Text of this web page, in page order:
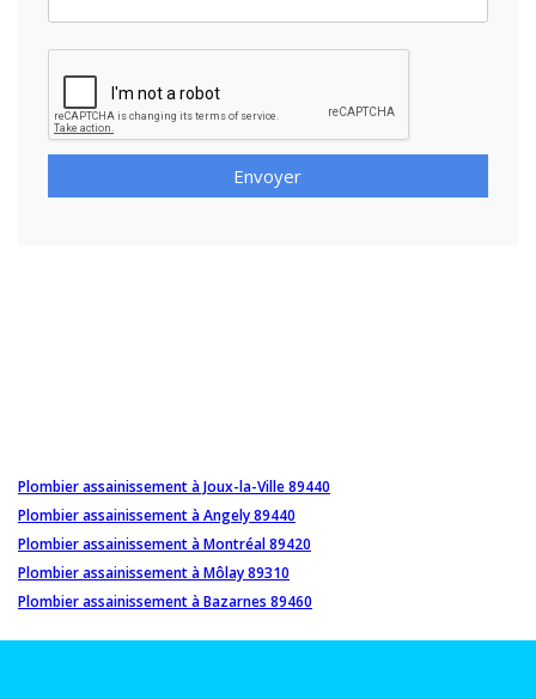
Envoyer
Plombier assainissement à Joux-la-Ville 89440
Plombier assainissement à Angely 89440
Plombier assainissement à Montréal 89420
Plombier assainissement à Môlay 89310
Plombier assainissement à Bazarnes 89460